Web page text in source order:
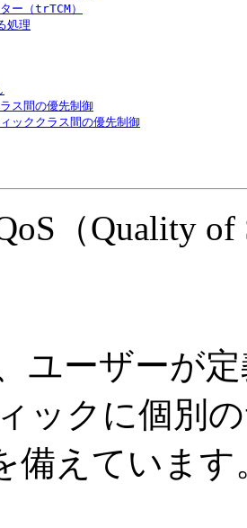
ー（trTCM）
処理
ス間の優先制御
ッククラス間の優先制御
（Quality
ユーザーが
ックに個別
備えています